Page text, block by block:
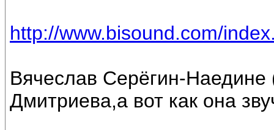
http://www.bisound.com/
Вячеслав Серёгин-
Дмитриева,а вот как она